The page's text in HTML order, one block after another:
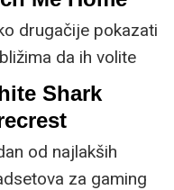
drugačije pokazati
da ih volite
kupnjom
poklona
lakšom,
Shark
od najlakših
za gaming